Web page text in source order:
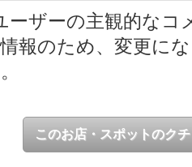
ザーの主観的なコ
報のため、変更に
このお店・スポットのク